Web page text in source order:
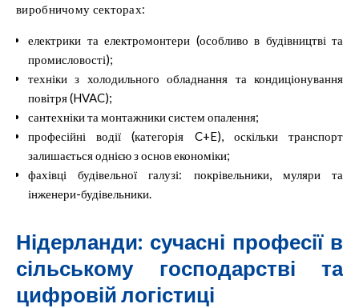
виробничому секторах:
електрики та електромонтери (особливо в будівництві та
промисловості);
техніки з холодильного обладнання та кондиціонування
повітря (HVAC);
сантехніки та монтажники систем опалення;
професійні водії (категорія C+E), оскільки транспорт
залишається однією з основ економіки;
фахівці будівельної галузі: покрівельники, муляри та
інженери-будівельники.
Нідерланди: сучасні професії в
сільському господарстві та
цифровій логістиці